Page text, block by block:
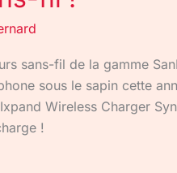
sans-fil de la gamme
sous le sapin cette
Wireless Charger
!